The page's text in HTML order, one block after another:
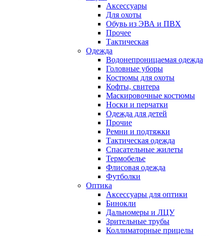
Аксессуары
Для охоты
Обувь из ЭВА и ПВХ
Прочее
Тактическая
Одежда
Водонепроницаемая одежда
Головные уборы
Костюмы для охоты
Кофты, свитера
Маскировочные костюмы
Носки и перчатки
Одежда для детей
Прочие
Ремни и подтяжки
Тактическая одежда
Спасательные жилеты
Термобелье
Флисовая одежда
Футболки
Оптика
Аксессуары для оптики
Бинокли
Дальномеры и ЛЦУ
Зрительные трубы
Коллиматорные прицелы